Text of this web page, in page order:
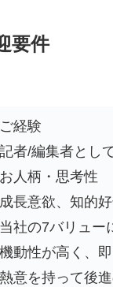
要件
経験
記者/編集者とし
人柄・思考性
成長意欲、知的
当社の7バリュー
機動性が高く、
熱意を持って後